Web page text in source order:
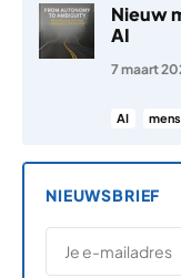
Nieuw
AI
7 maart
AI
NIEUWSBRIEF
E-MAILADRES
*